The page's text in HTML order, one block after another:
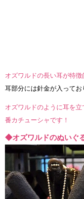
オズワルドの長い耳が特徴
耳部分には針金が入ってお
オズワルドのように耳を
番カチューシャです！
◆オズワルドのぬいぐ